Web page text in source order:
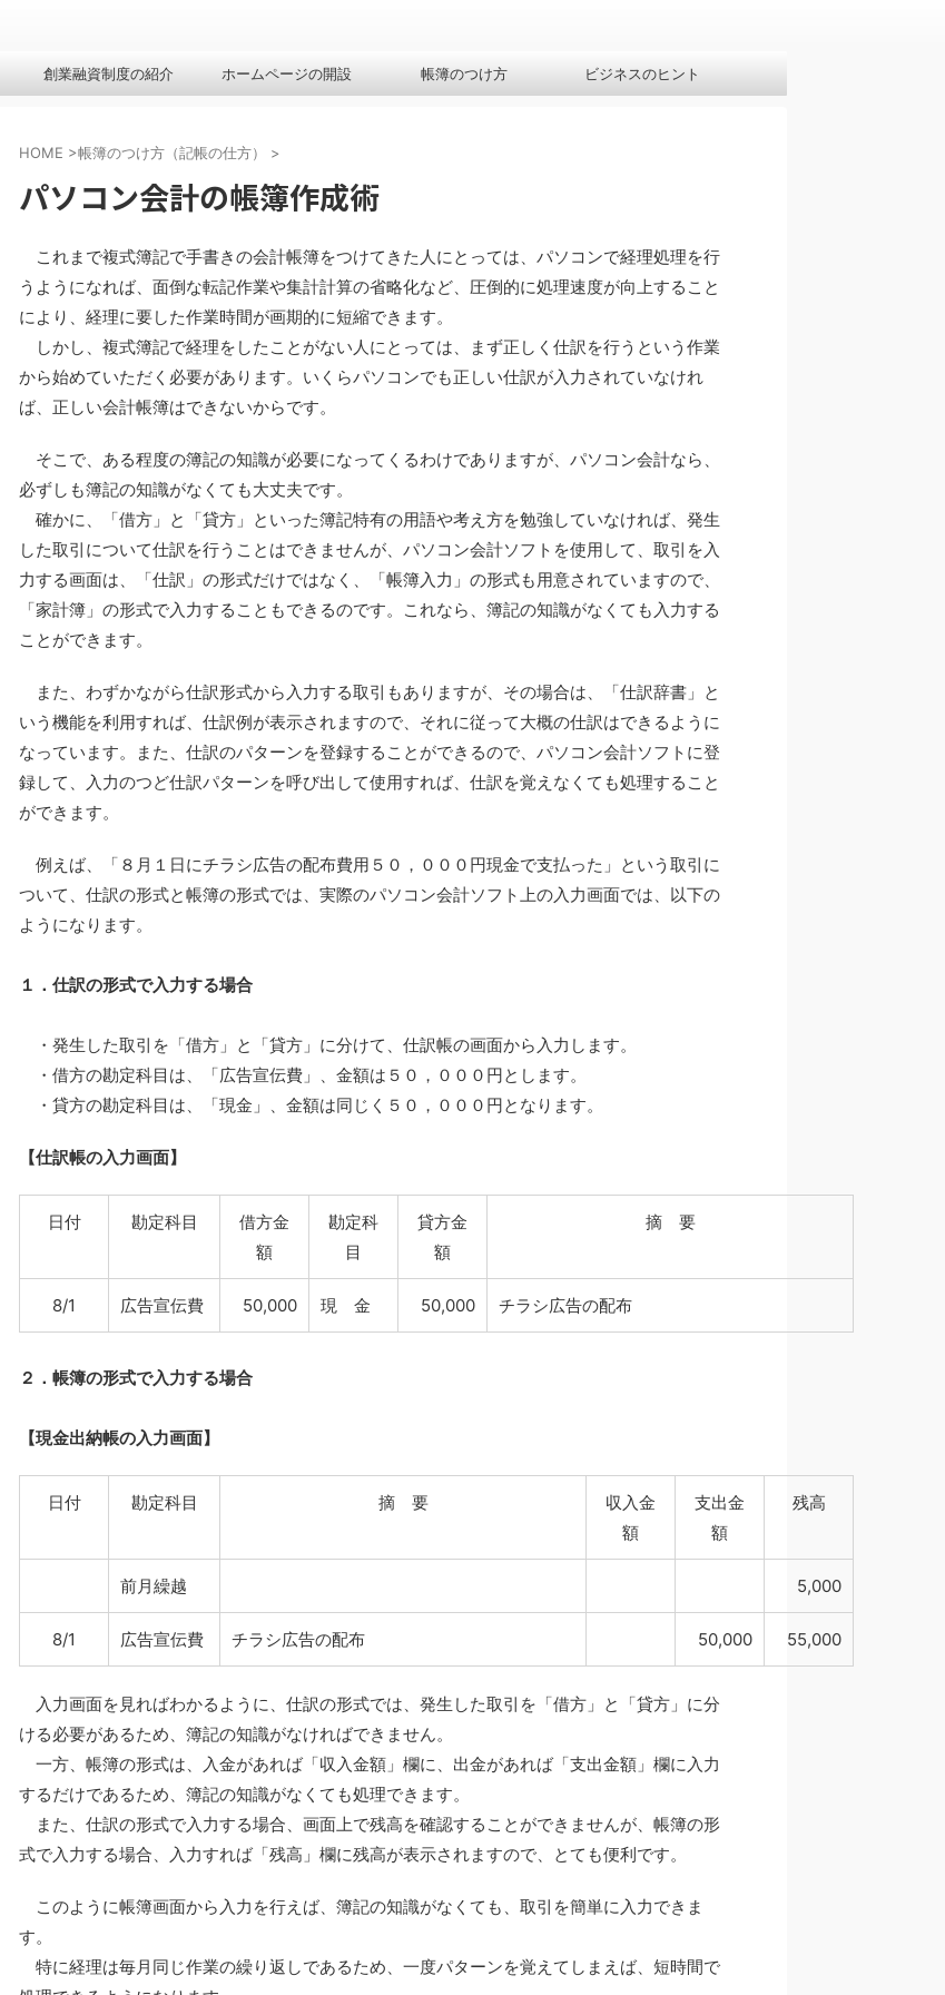
創業融資制度の紹介 ホームページの開設 帳簿のつけ方 ビジネスのヒント
HOME >帳簿のつけ方（記帳の仕方） >
パソコン会計の帳簿作成術
これまで複式簿記で手書きの会計帳簿をつけてきた人にとっては、パソコンで経理処理を行
うようになれば、面倒な転記作業や集計計算の省略化など、圧倒的に処理速度が向上すること
により、経理に要した作業時間が画期的に短縮できます。
しかし、複式簿記で経理をしたことがない人にとっては、まず正しく仕訳を行うという作業
から始めていただく必要があります。いくらパソコンでも正しい仕訳が入力されていなけれ
ば、正しい会計帳簿はできないからです。
そこで、ある程度の簿記の知識が必要になってくるわけでありますが、パソコン会計なら、
必ずしも簿記の知識がなくても大丈夫です。
確かに、「借方」と「貸方」といった簿記特有の用語や考え方を勉強していなければ、発生
した取引について仕訳を行うことはできませんが、パソコン会計ソフトを使用して、取引を入
力する画面は、「仕訳」の形式だけではなく、「帳簿入力」の形式も用意されていますので、
「家計簿」の形式で入力することもできるのです。これなら、簿記の知識がなくても入力する
ことができます。
また、わずかながら仕訳形式から入力する取引もありますが、その場合は、「仕訳辞書」と
いう機能を利用すれば、仕訳例が表示されますので、それに従って大概の仕訳はできるように
なっています。また、仕訳のパターンを登録することができるので、パソコン会計ソフトに登
録して、入力のつど仕訳パターンを呼び出して使用すれば、仕訳を覚えなくても処理すること
ができます。
例えば、「８月１日にチラシ広告の配布費用５０，０００円現金で支払った」という取引に
ついて、仕訳の形式と帳簿の形式では、実際のパソコン会計ソフト上の入力画面では、以下の
ようになります。
１．仕訳の形式で入力する場合
・発生した取引を「借方」と「貸方」に分けて、仕訳帳の画面から入力します。
・借方の勘定科目は、「広告宣伝費」、金額は５０，０００円とします。
・貸方の勘定科目は、「現金」、金額は同じく５０，０００円となります。
【仕訳帳の入力画面】
日付 勘定科目
借方金
額
勘定科
目
貸方金
額
摘 要
8/1 広告宣伝費 50,000 現 金 50,000 チラシ広告の配布
２．帳簿の形式で入力する場合
【現金出納帳の入力画面】
日付 勘定科目 摘 要
収入金
額
支出金
額
残高
前月繰越 5,000
8/1 広告宣伝費 チラシ広告の配布 50,000 55,000
入力画面を見ればわかるように、仕訳の形式では、発生した取引を「借方」と「貸方」に分
ける必要があるため、簿記の知識がなければできません。
一方、帳簿の形式は、入金があれば「収入金額」欄に、出金があれば「支出金額」欄に入力
するだけであるため、簿記の知識がなくても処理できます。
また、仕訳の形式で入力する場合、画面上で残高を確認することができませんが、帳簿の形
式で入力する場合、入力すれば「残高」欄に残高が表示されますので、とても便利です。
このように帳簿画面から入力を行えば、簿記の知識がなくても、取引を簡単に入力できま
す。
特に経理は毎月同じ作業の繰り返しであるため、一度パターンを覚えてしまえば、短時間で